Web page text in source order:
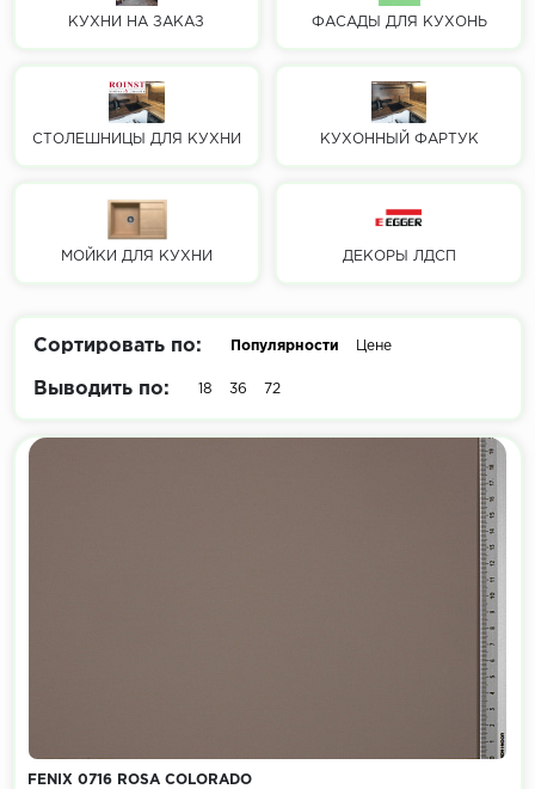
КУХНИ НА ЗАКАЗ ФАСАДЫ ДЛЯ КУХОНЬ
СТОЛЕШНИЦЫ ДЛЯ КУХНИ КУХОННЫЙ ФАРТУК
МОЙКИ ДЛЯ КУХНИ ДЕКОРЫ ЛДСП
Сортировать по: Популярности Цене
Выводить по: 18 36 72
FENIX 0716 ROSA COLORADO